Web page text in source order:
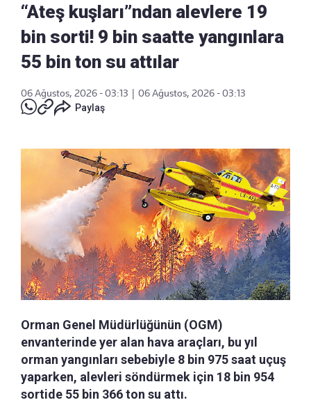
“Ateş kuşları”ndan alevlere 19
bin sorti! 9 bin saatte yangınlara
55 bin ton su attılar
06 Ağustos, 2026 - 03:13
06 Ağustos, 2026 - 03:13
Paylaş
Orman Genel Müdürlüğünün (OGM)
envanterinde yer alan hava araçları, bu yıl
orman yangınları sebebiyle 8 bin 975 saat uçuş
yaparken, alevleri söndürmek için 18 bin 954
sortide 55 bin 366 ton su attı.